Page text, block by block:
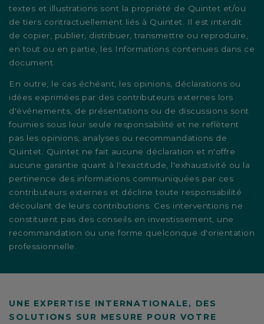
textes et illustrations sont la propriété de Quintet et/ou
de tiers contractuellement liés à Quintet. Il est interdit
de copier, publier, distribuer, transmettre ou reproduire,
en tout ou en partie, les Informations contenues dans ce
document.
En outre, le cas échéant, les opinions, déclarations ou
idées exprimées par des contributeurs externes lors
d'événements, de présentations ou de discussions sont
fournies sous leur seule responsabilité et ne reflètent
pas les opinions, analyses ou recommandations de
Quintet. Quintet ne fait aucune déclaration et n'offre
aucune garantie quant à l'exactitude, l'exhaustivité ou la
pertinence des informations communiquées par ces
contributeurs externes et décline toute responsabilité
découlant de leurs contributions. Ces interventions ne
constituent pas des conseils en investissement, une
recommandation ou une forme quelconque d'orientation
professionnelle.
UNE EXPERTISE INTERNATIONALE, DES
SOLUTIONS SUR MESURE POUR VOTRE